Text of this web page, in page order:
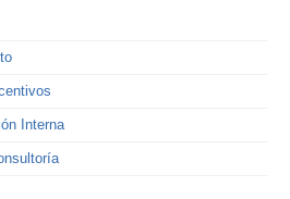
Interna